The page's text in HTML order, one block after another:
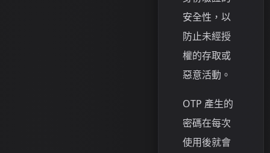
安全性，以
防止未經授
權的存取或
惡意活動。
OTP 產生的
密碼在每次
使用後就會